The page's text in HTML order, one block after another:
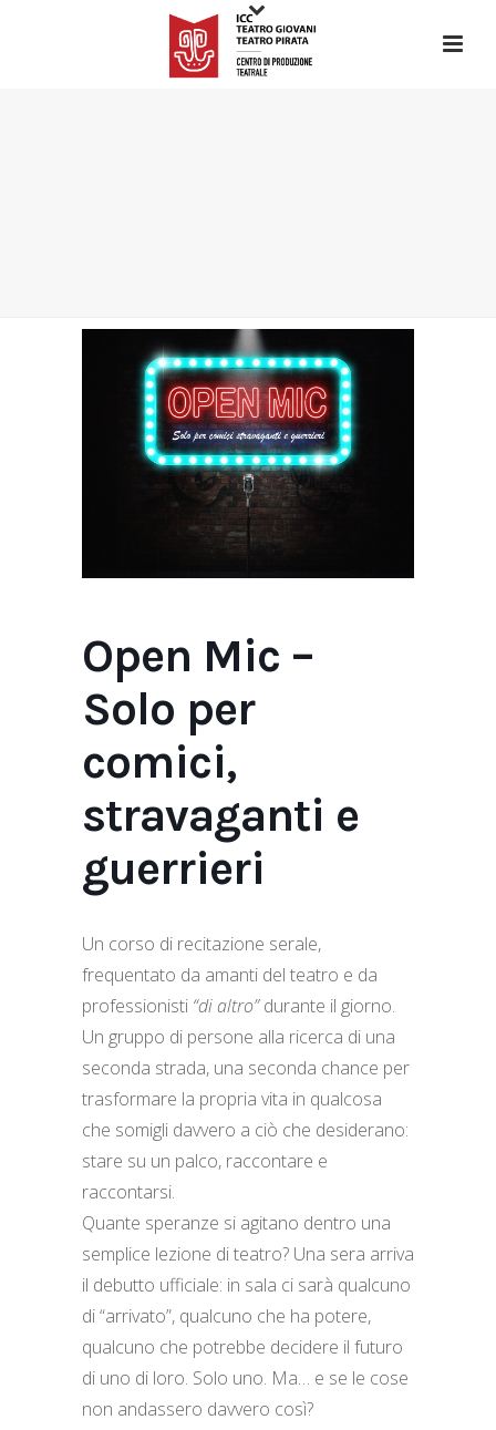
Open Mic –
Solo per
comici,
stravaganti e
guerrieri
Un corso di recitazione serale,
frequentato da amanti del teatro e da
professionisti “di altro”durante il giorno.
Un gruppo di persone alla ricerca di una
seconda strada, una seconda chance per
trasformare la propria vita in qualcosa
che somigli davvero a ciò che desiderano:
stare su un palco, raccontare e
raccontarsi.
Quante speranze si agitano dentro una
semplice lezione di teatro? Una sera arriva
il debutto ufficiale: in sala ci sarà qualcuno
di “arrivato”, qualcuno che ha potere,
qualcuno che potrebbe decidere il futuro
di uno di loro. Solo uno. Ma… e se le cose
non andassero davvero così?